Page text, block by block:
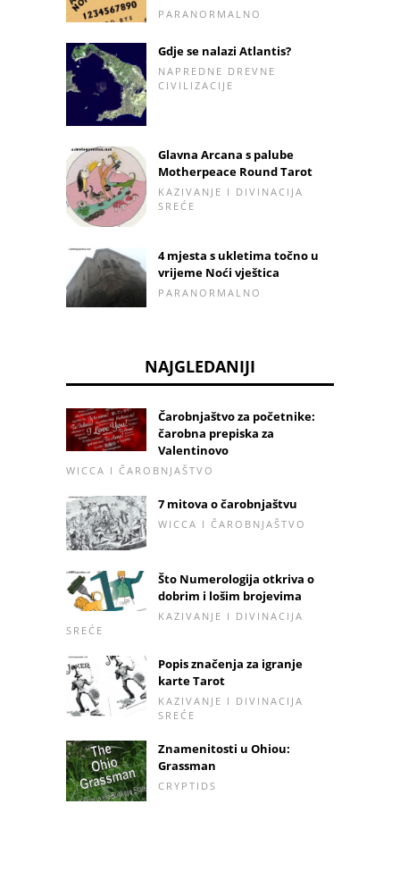
PARANORMALNO
Gdje se nalazi Atlantis?
NAPREDNE DREVNE
CIVILIZACIJE
Glavna Arcana s palube
Motherpeace Round Tarot
KAZIVANJE I DIVINACIJA
SREĆE
4 mjesta s ukletima točno u
vrijeme Noći vještica
PARANORMALNO
NAJGLEDANIJI
Čarobnjaštvo za početnike:
čarobna prepiska za
Valentinovo
WICCA I ČAROBNJAŠTVO
7 mitova o čarobnjaštvu
WICCA I ČAROBNJAŠTVO
Što Numerologija otkriva o
dobrim i lošim brojevima
KAZIVANJE I DIVINACIJA
SREĆE
Popis značenja za igranje
karte Tarot
KAZIVANJE I DIVINACIJA
SREĆE
Znamenitosti u Ohiou:
Grassman
CRYPTIDS